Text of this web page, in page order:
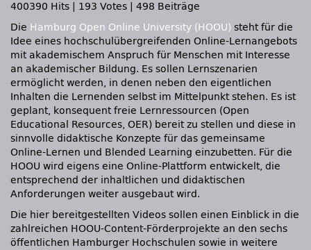
400390 Hits
193 Votes
498 Beiträge
Die Hamburg Open Online University (HOOU) steht für die
Idee eines hochschulübergreifenden Online-Lernangebots
mit akademischem Anspruch für Menschen mit Interesse
an akademischer Bildung. Es sollen Lernszenarien
ermöglicht werden, in denen neben den eigentlichen
Inhalten die Lernenden selbst im Mittelpunkt stehen. Es ist
geplant, konsequent freie Lernressourcen (Open
Educational Resources, OER) bereit zu stellen und diese in
sinnvolle didaktische Konzepte für das gemeinsame
Online-Lernen und Blended Learning einzubetten. Für die
HOOU wird eigens eine Online-Plattform entwickelt, die
entsprechend der inhaltlichen und didaktischen
Anforderungen weiter ausgebaut wird.
Die hier bereitgestellten Videos sollen einen Einblick in die
zahlreichen HOOU-Content-Förderprojekte an den sechs
öffentlichen Hamburger Hochschulen sowie in weitere